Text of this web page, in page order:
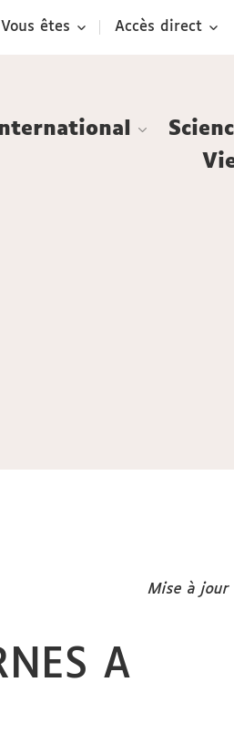
Vous êtes Accès direct
Mise à
A